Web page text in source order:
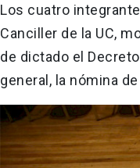
Los cuatro
Canciller de la UC,
de dictado el
general, la nómina